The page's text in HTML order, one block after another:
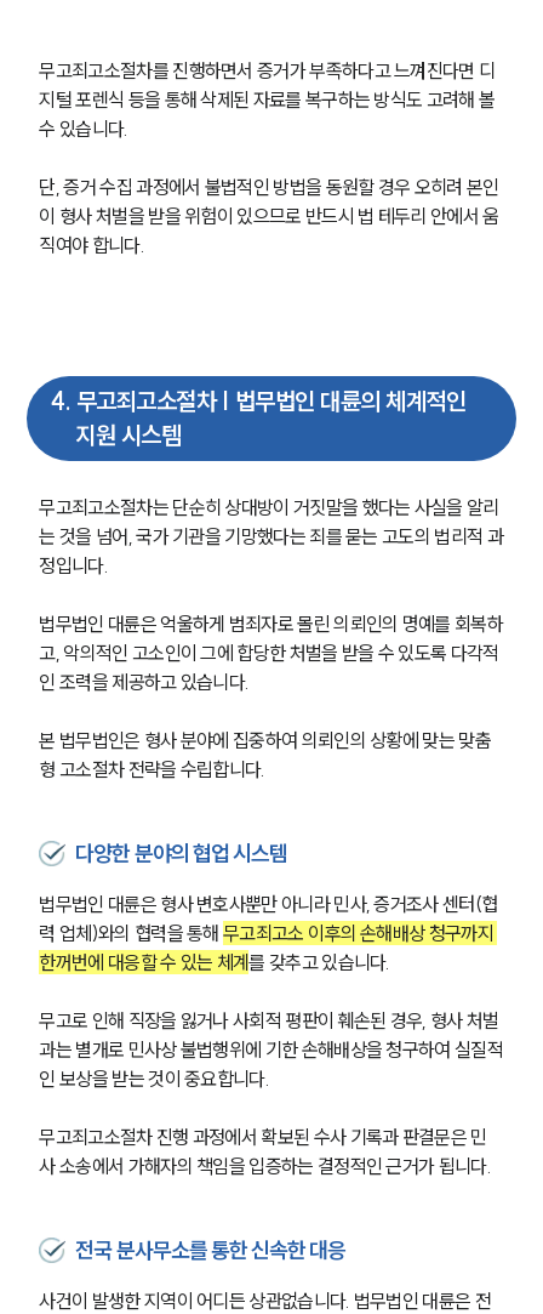
형사그룹 업무
전체
구성원 소개
형사전문변호사
공지사항
법률 블로그
뉴스레터/브로슈어
대륜법률상담예약
무고죄고소절차를 진행하면서 증거가 부족하다고 느껴진다면 디
지털 포렌식 등을 통해 삭제된 자료를 복구하는 방식도 고려해 볼
수 있습니다.
단, 증거 수집 과정에서 불법적인 방법을 동원할 경우 오히려 본인
이 형사 처벌을 받을 위험이 있으므로 반드시 법 테두리 안에서 움
직여야 합니다.
4. 무고죄고소절차 | 법무법인 대륜의 체계적인
지원 시스템
무고죄고소절차는 단순히 상대방이 거짓말을 했다는 사실을 알리
는 것을 넘어, 국가 기관을 기망했다는 죄를 묻는 고도의 법리적 과
정입니다.
법무법인 대륜은 억울하게 범죄자로 몰린 의뢰인의 명예를 회복하
고, 악의적인 고소인이 그에 합당한 처벌을 받을 수 있도록 다각적
인 조력을 제공하고 있습니다.
본 법무법인은 형사 분야에 집중하여 의뢰인의 상황에 맞는 맞춤
형 고소절차 전략을 수립합니다.
다양한 분야의 협업 시스템
법무법인 대륜은 형사 변호사뿐만 아니라 민사, 증거조사 센터(협
력 업체)와의 협력을 통해 무고죄고소 이후의 손해배상 청구까지
한꺼번에 대응할 수 있는 체계를 갖추고 있습니다.
무고로 인해 직장을 잃거나 사회적 평판이 훼손된 경우, 형사 처벌
과는 별개로 민사상 불법행위에 기한 손해배상을 청구하여 실질적
인 보상을 받는 것이 중요합니다.
무고죄고소절차 진행 과정에서 확보된 수사 기록과 판결문은 민
사 소송에서 가해자의 책임을 입증하는 결정적인 근거가 됩니다.
전국 분사무소를 통한 신속한 대응
사건이 발생한 지역이 어디든 상관없습니다. 법무법인 대륜은 전